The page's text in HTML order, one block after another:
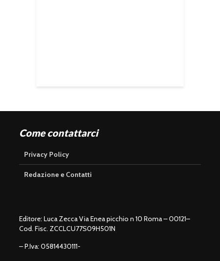
Come contattarci
Privacy Policy
Redazione e Contatti
Editore: Luca Zecca Via Enea picchio n 10 Roma – 00121–
Cod. Fisc. ZCCLCU77S09H501N
– P.Iva: 05814430111-